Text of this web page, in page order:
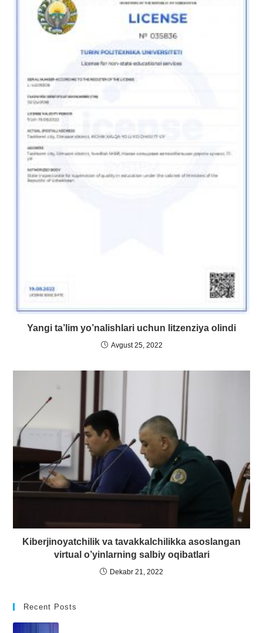
Yangi ta’lim yo’nalishlari uchun litzenziya olindi
Avgust 25, 2022
Kiberjinoyatchilik va tavakkalchilikka asoslangan
virtual o’yinlarning salbiy oqibatlari
Dekabr 21, 2022
Recent Posts